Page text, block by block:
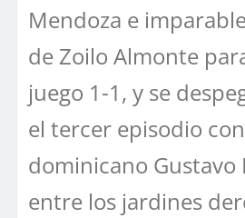
Mendoza e
de Zoilo Almonte
juego 1-1, y se
el tercer episodio
dominicano Gustavo
entre los jardines